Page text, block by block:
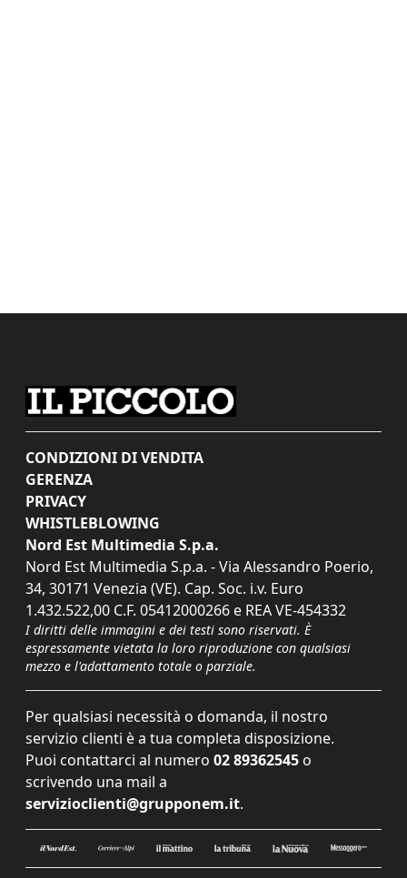
CONDIZIONI DI VENDITA
GERENZA
PRIVACY
WHISTLEBLOWING
Nord Est Multimedia S.p.a.
Nord Est Multimedia S.p.a. - Via Alessandro Poerio,
34, 30171 Venezia (VE). Cap. Soc. i.v. Euro
1.432.522,00 C.F. 05412000266 e REA VE-454332
I diritti delle immagini e dei testi sono riservati. È
espressamente vietata la loro riproduzione con qualsiasi
mezzo e l'adattamento totale o parziale.
Per qualsiasi necessità o domanda, il nostro
servizio clienti è a tua completa disposizione.
Puoi contattarci al numero 02 89362545 o
scrivendo una mail a
servizioclienti@grupponem.it.